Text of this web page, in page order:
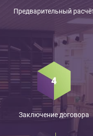
Предварительный
Заключение договора